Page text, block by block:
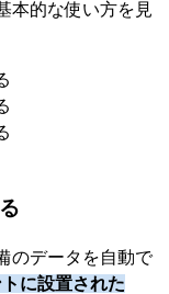
本的な使い方を見
のデータを自動で
に設置された